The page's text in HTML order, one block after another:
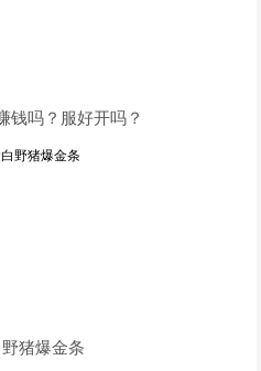
钱吗？服好开吗？
猪爆金条